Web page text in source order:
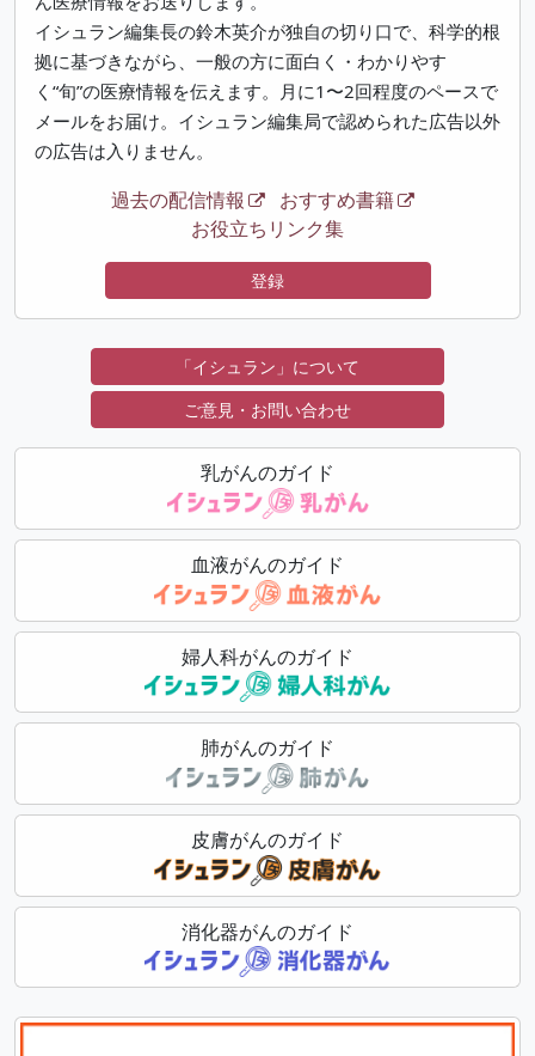
イシュラン編集長の鈴木英介が独自の切り口で、科学的根
拠に基づきながら、一般の方に面白く・わかりやす
く“旬”の医療情報を伝えます。月に1〜2回程度のペースで
メールをお届け。イシュラン編集局で認められた広告以外
の広告は入りません。
過去の配信情報
おすすめ書籍
お役立ちリンク集
登録
「イシュラン」について
ご意見・お問い合わせ
乳がんのガイド
血液がんのガイド
婦人科がんのガイド
肺がんのガイド
皮膚がんのガイド
消化器がんのガイド